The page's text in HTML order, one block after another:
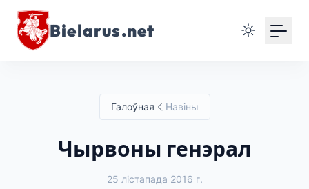
Bielarus.net
Галоўная Навіны
Чырвоны генэрал
25 лістапада 2016 г.